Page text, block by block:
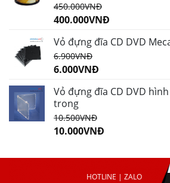
450.000VNĐ
400.000VNĐ
Vỏ đựng đĩa CD DVD
6.900VNĐ
6.000VNĐ
Vỏ đựng đĩa CD DVD
trong
10.500VNĐ
10.000VNĐ
HOTLINE | ZALO